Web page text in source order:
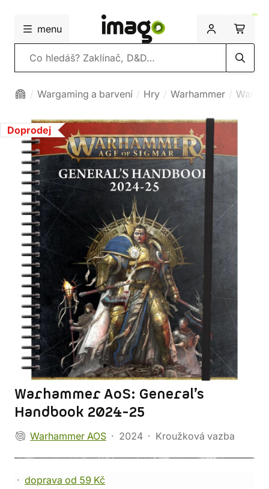
menu
Vyhledávání
Wargaming a barvení Hry Warhammer
Doprodej
Warhammer AoS: General’s
Handbook 2024-25
Warhammer AOS 2024 Kroužková vazba
doprava od 59 Kč